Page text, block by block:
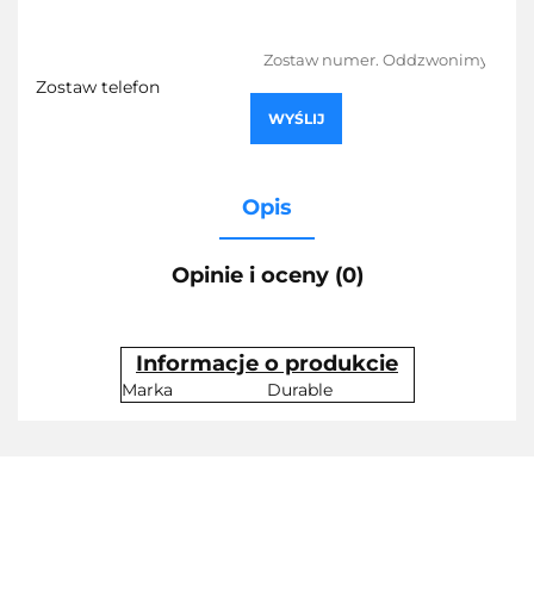
Zostaw telefon
WYŚLIJ
Opis
Opinie i oceny (0)
Informacje o produkcie
Marka Durable